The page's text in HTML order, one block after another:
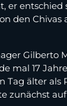
er entschied
den Chivas
Gilberto
mal 17
Tag älter als
zunächst